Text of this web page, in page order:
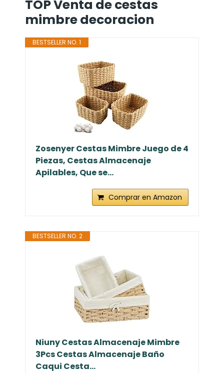
TOP Venta de cestas
mimbre decoracion
BESTSELLER NO. 1
Zosenyer Cestas Mimbre Juego de 4
Piezas, Cestas Almacenaje
Apilables, Que se...
Comprar en Amazon
BESTSELLER NO. 2
Niuny Cestas Almacenaje Mimbre
3Pcs Cestas Almacenaje Baño
Caqui Cesta...